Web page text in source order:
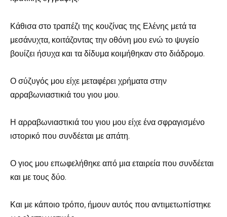
Κάθισα στο τραπέζι της κουζίνας της Ελένης μετά τα
μεσάνυχτα, κοιτάζοντας την οθόνη μου ενώ το ψυγείο
βουίζει ήσυχα και τα δίδυμα κοιμήθηκαν στο διάδρομο.
Ο σύζυγός μου είχε μεταφέρει χρήματα στην
αρραβωνιαστικιά του γιου μου.
Η αρραβωνιαστικιά του γιου μου είχε ένα σφραγισμένο
ιστορικό που συνδέεται με απάτη.
Ο γιος μου επωφελήθηκε από μια εταιρεία που συνδέεται
και με τους δύο.
Και με κάποιο τρόπο, ήμουν αυτός που αντιμετωπίστηκε